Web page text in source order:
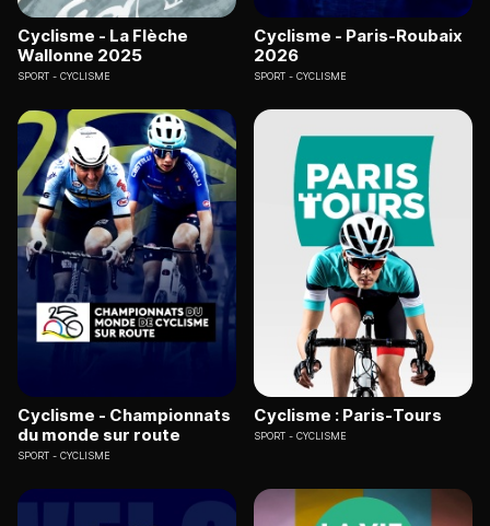
Cyclisme - La Flèche
Wallonne 2025
SPORT CYCLISME
Cyclisme - Paris-Roubaix
2026
SPORT CYCLISME
Cyclisme - Championnats
du monde sur route
SPORT CYCLISME
Cyclisme : Paris-Tours
SPORT CYCLISME